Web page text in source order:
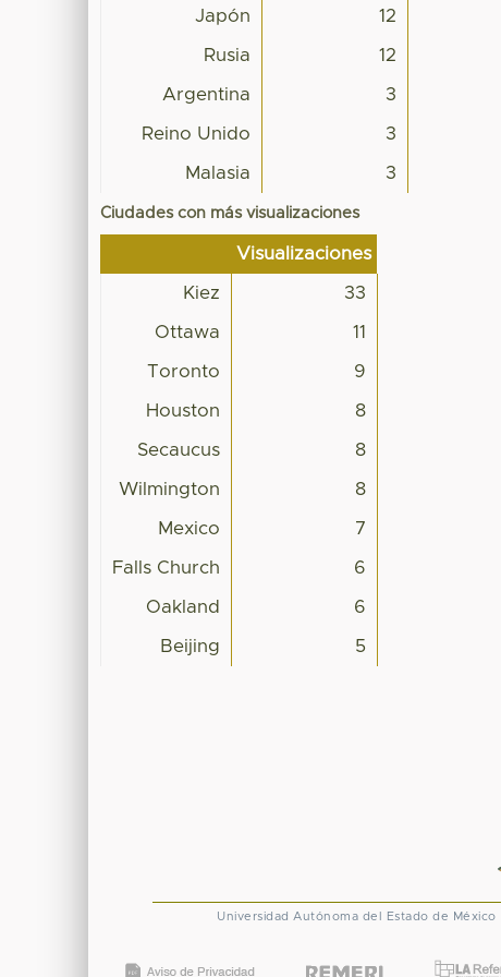
Japón 12
Rusia 12
Argentina 3
Reino Unido 3
Malasia 3
Ciudades con más visualizaciones
Visualizaciones
Kiez 33
Ottawa 11
Toronto 9
Houston 8
Secaucus 8
Wilmington 8
Mexico 7
Falls Church 6
Oakland 6
Beijing 5
Universidad Autónoma del Estado de México